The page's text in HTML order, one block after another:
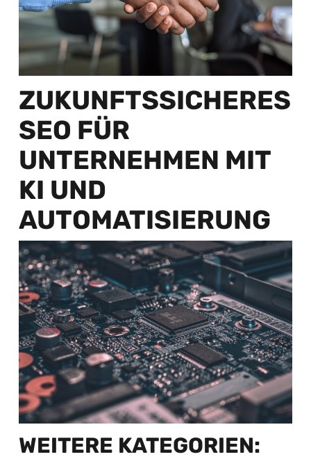
ZUKUNFTSSICHERES
SEO FÜR
UNTERNEHMEN MIT
KI UND
AUTOMATISIERUNG
WEITERE KATEGORIEN: